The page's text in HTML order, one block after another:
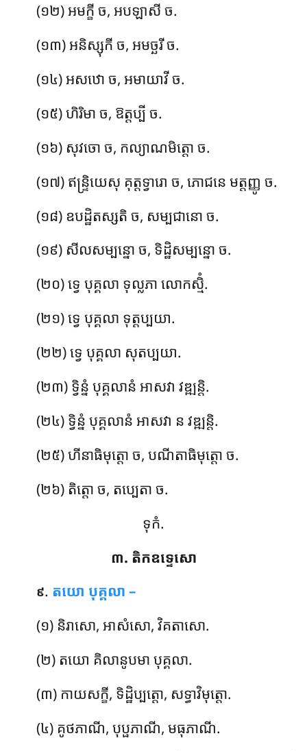
(១២) អមក្ខី ច, អបឡាសី ច.
(១៣) អនិស្សុកី ច, អមច្ឆរី ច.
(១៤) អសឋោ ច, អមាយាវី ច.
(១៥) ហិរិមា ច, ឱត្តប្បី ច.
(១៦) សុវចោ ច, កល្យាណមិត្តោ ច.
(១៧) ឥន្ទ្រិយេសុ គុត្តទ្វារោ ច, ភោជនេ មត្តញ្ញូ ច.
(១៨) ឧបដ្ឋិតស្សតិ ច, សម្បជានោ ច.
(១៩) សីលសម្បន្នោ ច, ទិដ្ឋិសម្បន្នោ ច.
(២០) ទ្វេ បុគ្គលា ទុល្លភា លោកស្មិំ.
(២១) ទ្វេ បុគ្គលា ទុត្តប្បយា.
(២២) ទ្វេ បុគ្គលា សុតប្បយា.
(២៣) ទ្វិន្នំ បុគ្គលានំ អាសវា វឌ្ឍន្តិ.
(២៤) ទ្វិន្នំ បុគ្គលានំ អាសវា ន វឌ្ឍន្តិ.
(២៥) ហីនាធិមុត្តោ ច, បណីតាធិមុត្តោ ច.
(២៦) តិត្តោ ច, តប្បេតា ច.
ទុកំ.
៣. តិកឧទ្ទេសោ
៩. តយោ បុគ្គលា –
(១) និរាសោ, អាសំសោ, វិគតាសោ.
(២) តយោ គិលានូបមា បុគ្គលា.
(៣) កាយសក្ខី, ទិដ្ឋិប្បត្តោ, សទ្ធាវិមុត្តោ.
(៤) គូថភាណី, បុប្ផភាណី, មធុភាណី.